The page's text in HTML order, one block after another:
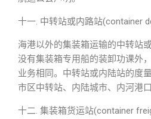
十一. 中转站或内路站(container
海港以外的集装箱运输的中转站
没有集装箱专用船的装卸功课外
业务相同。中转站或内陆站的度
市区中转站、内陆城市、内河港
十二. 集装箱货运站(container